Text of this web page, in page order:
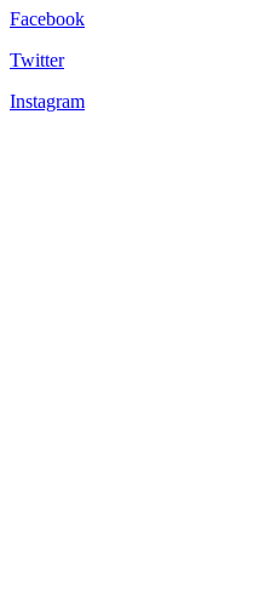
Facebook
Twitter
Instagram